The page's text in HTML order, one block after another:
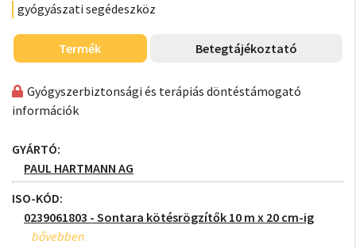
gyógyászati segédeszköz
Termék Betegtájékoztató
Gyógyszerbiztonsági és terápiás döntéstámogató
információk
GYÁRTÓ:
PAUL HARTMANN AG
ISO-KÓD:
0239061803 - Sontara kötésrögzítők 10 m x 20 cm-ig